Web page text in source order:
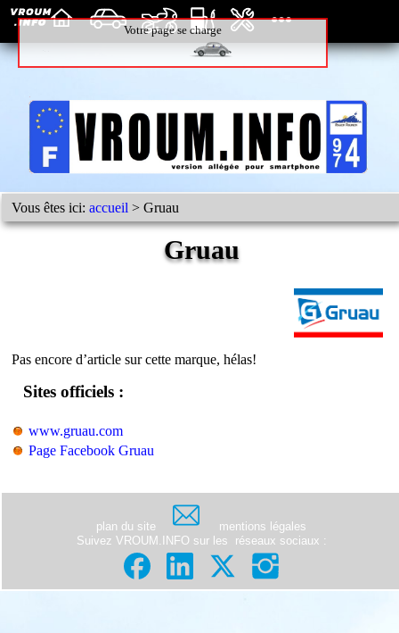
Votre page se charge
Vous êtes ici:accueil > Gruau
Gruau
Pas encore d’article sur cette marque, hélas!
Sites officiels :
www.gruau.com
Page Facebook Gruau
plan du site
mentions légales
Suivez VROUM.INFO sur les
réseaux sociaux :